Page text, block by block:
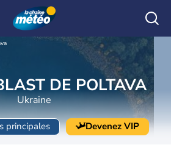
DE POLTAVA
Ukraine
principales Devenez VIP